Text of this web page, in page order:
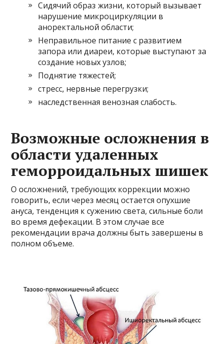
Сидячий образ жизни, который вызывает
нарушение микроциркуляции в
аноректальной области;
Неправильное питание с развитием
запора или диареи, которые выступают за
создание новых узлов;
Поднятие тяжестей;
стресс, нервные перегрузки;
наследственная венозная слабость.
Возможные осложнения в
области удаленных
геморроидальных шишек
О осложнений, требующих коррекции можно
говорить, если через месяц остается опухшие
ануса, тенденция к сужению света, сильные боли
во время дефекации. В этом случае все
рекомендации врача должны быть завершены в
полном объеме.